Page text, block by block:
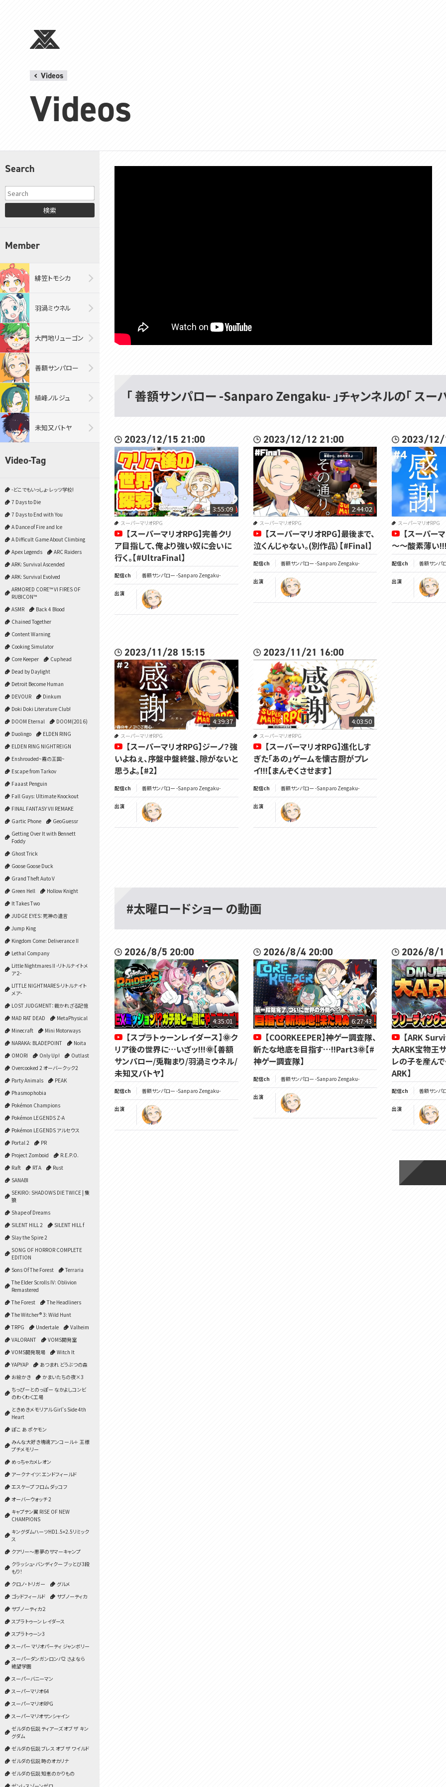
Videos
Videos
Search
検索
Member
緋笠トモシカ
羽渦ミウネル
大門地リューゴン
善額サンパロー
植峰ノルジュ
未知又バトヤ
Video-Tag
-どこでもいっしょ- レッツ学校!
7 Days to Die
7 Days to End with You
A Dance of Fire and Ice
A Difficult Game About Climbing
Apex Legends
ARC Raiders
ARK: Survival Ascended
ARK: Survival Evolved
ARMORED CORE™ VI FIRES OF
RUBICON™
ASMR
Back 4 Blood
Chained Together
Content Warning
Cooking Simulator
Core Keeper
Cuphead
Dead by Daylight
Detroit Become Human
DEVOUR
Dinkum
Doki Doki Literature Club!
DOOM Eternal
DOOM(2016)
Duolingo
ELDEN RING
ELDEN RING NIGHTREIGN
Enshrouded~霧の王国~
Escape from Tarkov
Faaast Penguin
Fall Guys: Ultimate Knockout
FINAL FANTASY VII REMAKE
Gartic Phone
GeoGuessr
Getting Over It with Bennett
Foddy
Ghost Trick
Goose Goose Duck
Grand Theft Auto V
Green Hell
Hollow Knight
It Takes Two
JUDGE EYES：死神の遺言
Jump King
Kingdom Come: Deliverance II
Lethal Company
Little Nightmares II -リトルナイトメ
ア２-
LITTLE NIGHTMARES-リトルナイト
メア-
LOST JUDGMENT：裁かれざる記憶
MAD RAT DEAD
MetaPhysical
Minecraft
Mini Motorways
NARAKA: BLADEPOINT
Noita
OMORI
Only Up!
Outlast
Overcooked 2 オーバークック2
Party Animals
PEAK
Phasmophobia
Pokémon Champions
Pokémon LEGENDS Z-A
Pokémon LEGENDS アルセウス
Portal 2
PR
Project Zomboid
R.E.P.O.
Raft
RTA
Rust
SANABI
SEKIRO: SHADOWS DIE TWICE | 隻
狼
Shape of Dreams
SILENT HILL 2
SILENT HILL f
Slay the Spire 2
SONG OF HORROR COMPLETE
EDITION
Sons Of The Forest
Terraria
The Elder Scrolls IV: Oblivion
Remastered
The Forest
The Headliners
The Witcher® 3: Wild Hunt
TRPG
Undertale
Valheim
VALORANT
VOMS開発室
VOMS開発現場
Witch It
YAPYAP
あつまれ どうぶつの森
お絵かき
かまいたちの夜×3
ちっぴーとのっぽー なかよしコンビ
のわくわく工場
ときめきメモリアル Girl's Side 4th
Heart
ぽこ あ ポケモン
みんな大好き塊魂アンコール＋ 王様
プチメモリー
めっちゃカメレオン
アークナイツ：エンドフィールド
エスケープ フロム ダッコフ
オーバーウォッチ 2
キャプテン翼 RISE OF NEW
CHAMPIONS
キングダムハーツHD1.5+2.5リミック
ス
クアリー～悪夢のサマーキャンプ
クラッシュ・バンディクー ブッとび3段
もり！
クロノ・トリガー
グルメ
ゴッドフィールド
サブノーティカ
サブノーティカ２
スプラトゥーン レイダース
スプラトゥーン3
スーパー マリオパーティ ジャンボリー
スーパーダンガンロンパ2 さよなら
絶望学園
スーパーバニーマン
スーパーマリオ64
スーパーマリオRPG
スーパーマリオサンシャイン
ゼルダの伝説 ティアーズ オブ ザ キン
グダム
ゼルダの伝説 ブレス オブ ザ ワイルド
ゼルダの伝説 時のオカリナ
ゼルダの伝説 知恵のかりもの
「 善額サンパロー -Sanparo Zengaku- 」チャンネルの「 スー
2023/12/15 21:00
3:55:09
スーパーマリオRPG
【スーパーマリオRPG】完善クリ
ア目指して、俺より強い奴に会いに
行く。【#UltraFinal】
配信ch 善額サンパロー -Sanparo Zengaku-
出演
2023/12/12 21:00
2:44:02
スーパーマリオRPG
【スーパーマリオRPG】最後まで、
泣くんじゃない。(別作品）【#Final】
配信ch 善額サンパロー -Sanparo Zengaku-
出演
2023/12/
スーパーマリオRPG
【スーパー
～～酸素薄い
配信ch 善額サンパ
出演
2023/11/28 15:15
4:39:37
スーパーマリオRPG
【スーパーマリオRPG】ジーノ？強
いよねぇ、序盤中盤終盤、隙がないと
思うよ。【#2】
配信ch 善額サンパロー -Sanparo Zengaku-
出演
2023/11/21 16:00
4:03:50
スーパーマリオRPG
【スーパーマリオRPG】進化しす
ぎた「あの」ゲームを懐古厨がプレ
イ!!!【まんぞくさせます】
配信ch 善額サンパロー -Sanparo Zengaku-
出演
#太曜ロードショー の動画
2026/8/5 20:00
4:35:01
【スプラトゥーンレイダース】🌞ク
リア後の世界に…いざッ!!!🌞【善額
サンパロー/兎鞠まり/羽渦ミウネル/
未知又バトヤ】
配信ch 善額サンパロー -Sanparo Zengaku-
出演
2026/8/4 20:00
6:27:43
【COORKEEPER】神ゲー調査隊、
新たな地底を目指す…!!Part3🌞【#
神ゲー調査隊】
配信ch 善額サンパロー -Sanparo Zengaku-
出演
2026/8/1
【ARK
大ARK宝物王
レの子を産ん
ARK】
配信ch 善額サンパ
出演